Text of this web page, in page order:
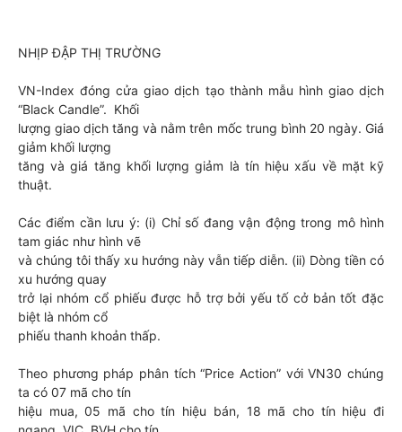
NHỊP ĐẬP THỊ TRƯỜNG
VN-Index đóng cửa giao dịch tạo thành mẫu hình giao dịch
“Black Candle”. Khối
lượng giao dịch tăng và nằm trên mốc trung bình 20 ngày. Giá
giảm khối lượng
tăng và giá tăng khối lượng giảm là tín hiệu xấu về mặt kỹ
thuật.
Các điểm cần lưu ý: (i) Chỉ số đang vận động trong mô hình
tam giác như hình vẽ
và chúng tôi thấy xu hướng này vẫn tiếp diễn. (ii) Dòng tiền có
xu hướng quay
trở lại nhóm cổ phiếu được hỗ trợ bởi yếu tố cở bản tốt đặc
biệt là nhóm cổ
phiếu thanh khoản thấp.
Theo phương pháp phân tích “Price Action” với VN30 chúng
ta có 07 mã cho tín
hiệu mua, 05 mã cho tín hiệu bán, 18 mã cho tín hiệu đi